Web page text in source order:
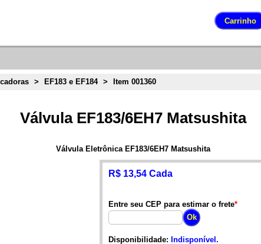
> EF183 e EF184 > Item 001360
Válvula EF183/6EH7 Matsushita
Válvula Eletrônica EF183/6EH7 Matsushita
R$ 13,54 Cada
Entre seu CEP para estimar o frete*
Disponibilidade: Indisponível.